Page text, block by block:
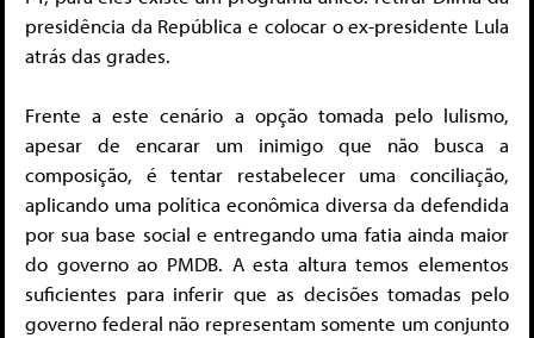
presidência da República e colocar o ex-presidente Lula
atrás das grades.
Frente a este cenário a opção tomada pelo lulismo,
apesar de encarar um inimigo que não busca a
composição, é tentar restabelecer uma conciliação,
aplicando uma política econômica diversa da defendida
por sua base social e entregando uma fatia ainda maior
do governo ao PMDB. A esta altura temos elementos
suficientes para inferir que as decisões tomadas pelo
governo federal não representam somente um conjunto